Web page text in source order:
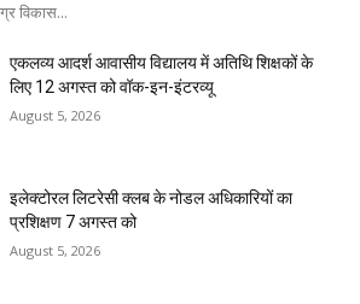
विकास...
एकलव्य आदर्श आवासीय विद्यालय में अतिथि शिक्षकों के
लिए 12 अगस्त को वॉक-इन-इंटरव्यू
August 5, 2026
इलेक्टोरल लिटरेसी क्लब के नोडल अधिकारियों का
प्रशिक्षण 7 अगस्त को
August 5, 2026